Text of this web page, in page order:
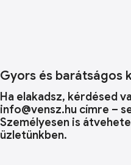
Gyors és barátságos
Ha elakadsz, kérdésed
info@vensz.hu címre –
Személyesen is
üzletünkben.